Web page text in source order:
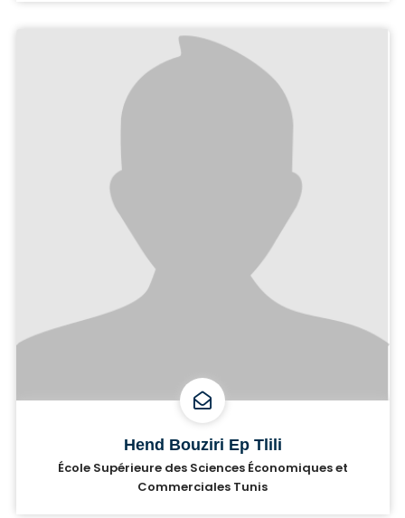
Hend Bouziri Ep Tlili
École Supérieure des Sciences Économiques et
Commerciales Tunis